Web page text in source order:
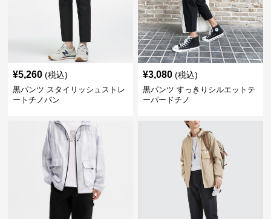
¥5,260 (税込)
黒パンツ スタイリッシュストレ
ートチノパン
¥3,080 (税込)
黒パンツ すっきりシルエットテ
ーパードチノ